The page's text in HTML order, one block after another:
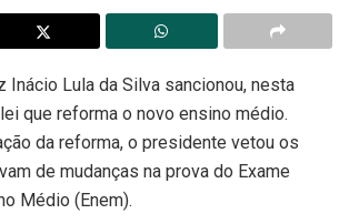
Inácio Lula da Silva sancionou, nesta
que reforma o novo ensino médio.
da reforma, o presidente vetou os
de mudanças na prova do Exame
Médio (Enem).